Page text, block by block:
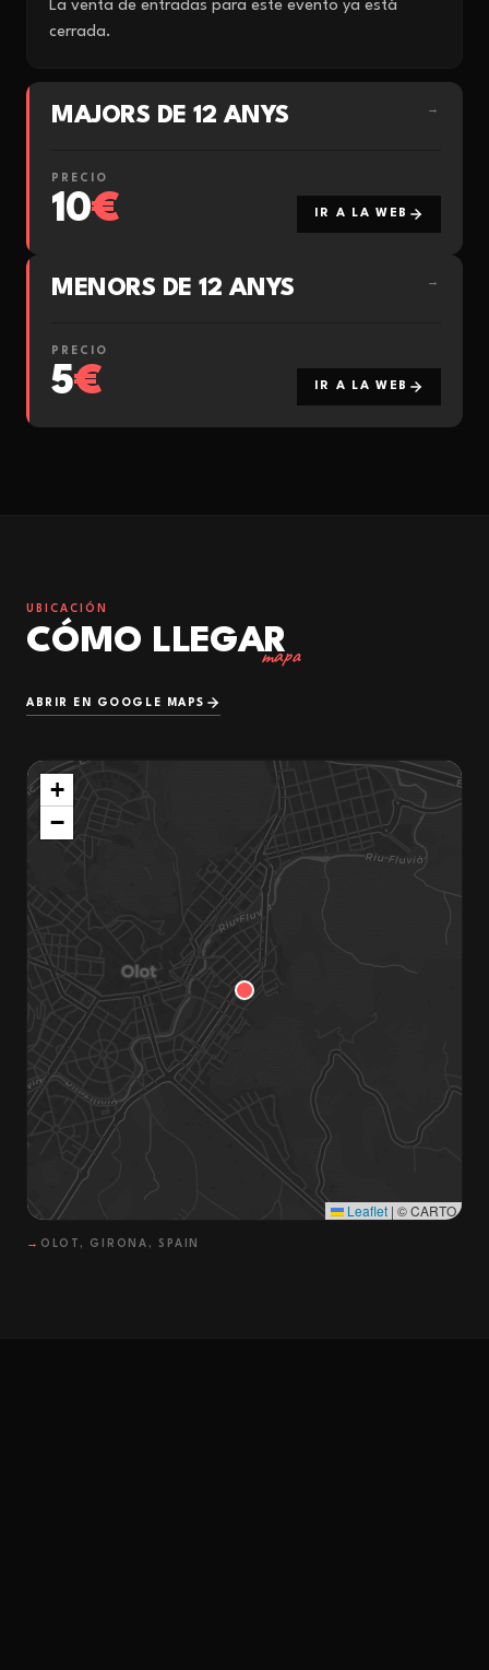
La venta de entradas para este evento ya está
cerrada.
MAJORS DE 12 ANYS →
PRECIO
10€ IR A LA WEB
MENORS DE 12 ANYS →
PRECIO
5€ IR A LA WEB
UBICACIÓN
CÓMO LLEGAR
mapa
ABRIR EN GOOGLE MAPS
+
−
Leaflet | © CARTO
→ OLOT, GIRONA, SPAIN